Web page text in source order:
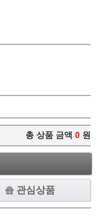
총 상품 금액 0 원
관심상품